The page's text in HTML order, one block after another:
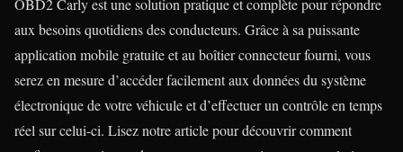
OBD2 Carly est une solution pratique et complète pour répondre
aux besoins quotidiens des conducteurs. Grâce à sa puissante
application mobile gratuite et au boîtier connecteur fourni, vous
serez en mesure d’accéder facilement aux données du système
électronique de votre véhicule et d’effectuer un contrôle en temps
réel sur celui-ci. Lisez notre article pour découvrir comment